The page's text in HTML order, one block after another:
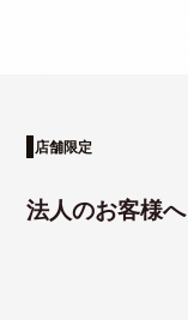
法人のお客様へ